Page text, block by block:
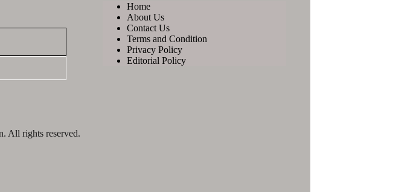
Home
About Us
Contact Us
Terms and Condition
Privacy Policy
Editorial Policy
All rights reserved.